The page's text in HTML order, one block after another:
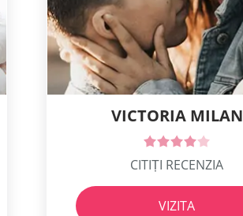
VICTORIA MILAN
CITIȚI RECENZIA
VIZITA